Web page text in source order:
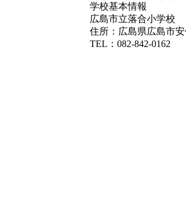
学校基本情報
広島市立落合小学校
住所：広島県広島市
TEL：082-842-0162